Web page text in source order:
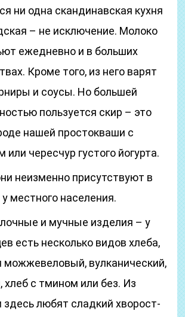
ни одна скандинавская кухня
– не исключение. Молоко
ежедневно и в больших
Кроме того, из него варят
и соусы. Но большей
пользуется скир – это
нашей простокваши с
или чересчур густого йогурта.
неизменно присутствуют в
местного населения.
и мучные изделия – у
есть несколько видов хлеба,
можжевеловый, вулканический,
хлеб с тмином или без. Из
здесь любят сладкий хворост-